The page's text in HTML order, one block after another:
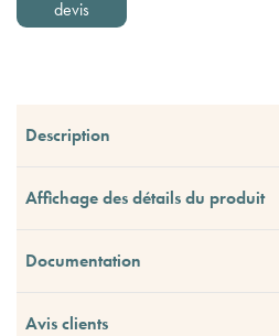
devis
Description
Affichage des détails du produit
Documentation
Avis clients